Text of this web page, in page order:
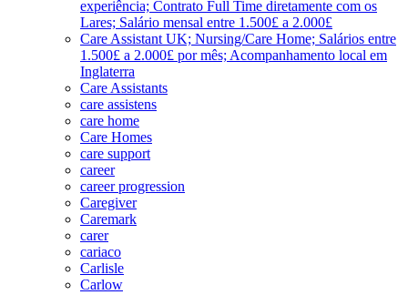
experiência; Contrato Full Time diretamente com os
Lares; Salário mensal entre 1.500£ a 2.000£
Care Assistant UK; Nursing/Care Home; Salários entre
1.500£ a 2.000£ por mês; Acompanhamento local em
Inglaterra
Care Assistants
care assistens
care home
Care Homes
care support
career
career progression
Caregiver
Caremark
carer
cariaco
Carlisle
Carlow